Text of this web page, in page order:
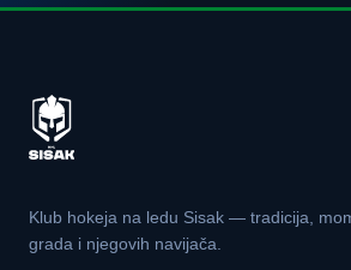
Klub hokeja na ledu Sisak — tradicija,
grada i njegovih navijača.